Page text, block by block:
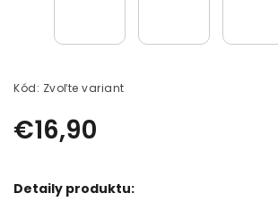
Kód: Zvoľte variant
€16,90
Detaily produktu: